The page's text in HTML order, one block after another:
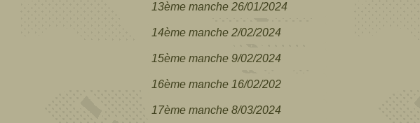
13ème manche 26/01/2024
14ème manche 2/02/2024
15ème manche 9/02/2024
16ème manche 16/02/202
17ème manche 8/03/2024